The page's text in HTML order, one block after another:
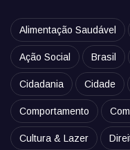
Alimentação Saudável
Ação Social Brasil
Cidadania Cidade
Comportamento
Cultura & Lazer